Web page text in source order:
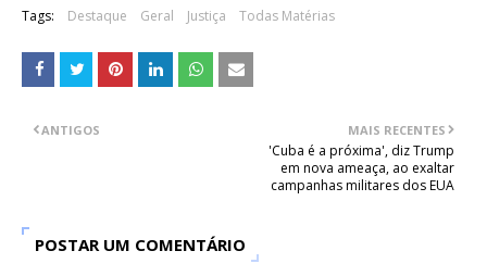
Tags: Destaque Geral Justiça Todas Matérias
MAIS RECENTES
'Cuba é a próxima', diz Trump
em nova ameaça, ao exaltar
campanhas militares dos EUA
ANTIGOS
POSTAR UM COMENTÁRIO